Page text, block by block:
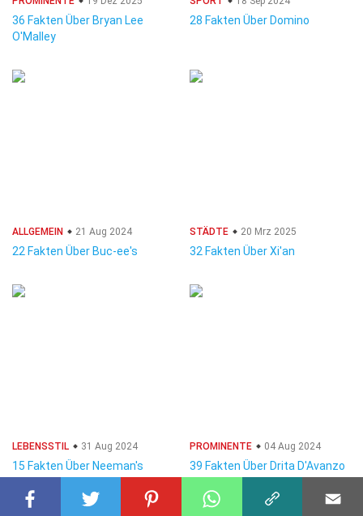
36 Fakten Über Bryan Lee
O'Malley
28 Fakten Über Domino
ALLGEMEIN 21 Aug 2024
22 Fakten Über Buc-ee's
STÄDTE 20 Mrz 2025
32 Fakten Über Xi'an
LEBENSSTIL 31 Aug 2024
15 Fakten Über Neeman's
PROMINENTE 04 Aug 2024
39 Fakten Über Drita D'Avanzo